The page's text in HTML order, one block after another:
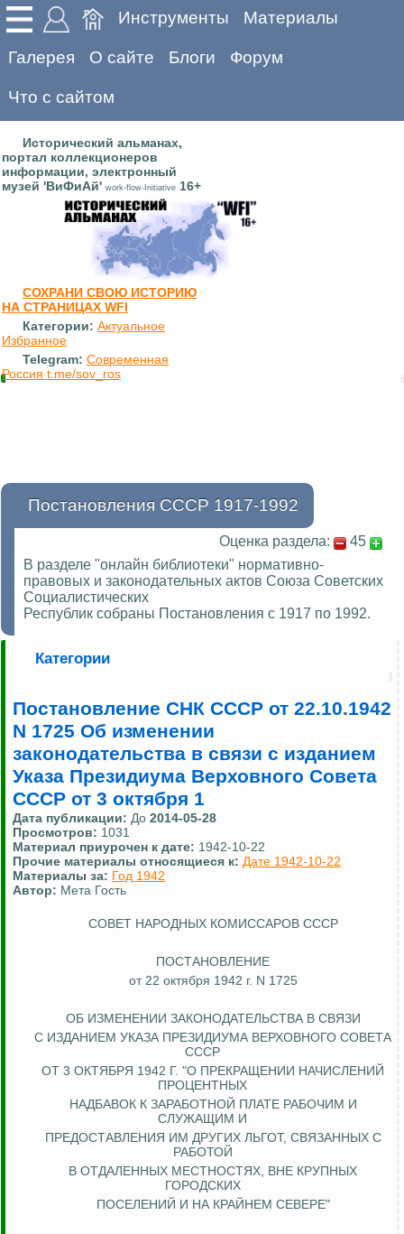
Инструменты Материалы
Галерея О сайте Блоги Форум
Что с сайтом
Исторический альманах,
портал коллекционеров
информации, электронный
музей 'ВиФиАй' work-flow-Initiative 16+
СОХРАНИ СВОЮ ИСТОРИЮ
НА СТРАНИЦАХ WFI
Категории: Актуальное
Избранное
Telegram: Современная
Россия t.me/sov_ros
Постановления СССР 1917-1992
Оценка раздела:
45
В разделе "онлайн библиотеки" нормативно-
правовых и законодательных актов Союза Советских
Социалистических
Республик собраны Постановления с 1917 по 1992.
Категории
Постановление СНК СССР от 22.10.1942
N 1725 Об изменении
законодательства в связи с изданием
Указа Президиума Верховного Совета
СССР от 3 октября 1
Дата публикации: До 2014-05-28
Просмотров: 1031
Материал приурочен к дате: 1942-10-22
Прочие материалы относящиеся к: Дате 1942-10-22
Материалы за: Год 1942
Автор: Мета Гость
СОВЕТ НАРОДНЫХ КОМИССАРОВ СССР
ПОСТАНОВЛЕНИЕ
от 22 октября 1942 г. N 1725
ОБ ИЗМЕНЕНИИ ЗАКОНОДАТЕЛЬСТВА В СВЯЗИ
С ИЗДАНИЕМ УКАЗА ПРЕЗИДИУМА ВЕРХОВНОГО СОВЕТА
СССР
ОТ 3 ОКТЯБРЯ 1942 Г. "О ПРЕКРАЩЕНИИ НАЧИСЛЕНИЙ
ПРОЦЕНТНЫХ
НАДБАВОК К ЗАРАБОТНОЙ ПЛАТЕ РАБОЧИМ И
СЛУЖАЩИМ И
ПРЕДОСТАВЛЕНИЯ ИМ ДРУГИХ ЛЬГОТ, СВЯЗАННЫХ С
РАБОТОЙ
В ОТДАЛЕННЫХ МЕСТНОСТЯХ, ВНЕ КРУПНЫХ
ГОРОДСКИХ
ПОСЕЛЕНИЙ И НА КРАЙНЕМ СЕВЕРЕ"